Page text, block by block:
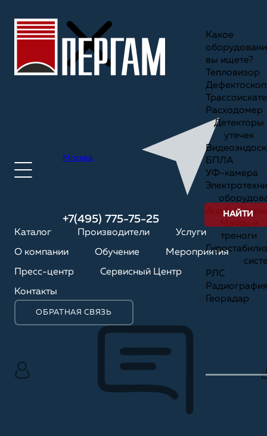
Москва
+7(495) 775-75-25
Каталог Производители Услуги
О компании Обучение Мероприятия
Пресс-центр Сервисный Центр
Контакты
ОБРАТНАЯ СВЯЗЬ
Какое
вы ищете?
Тепловизор
Дефектоскоп
Расходомер
Детекторы
утечек
БПЛА
УФ-камера
Анализаторы
треноги
РЛС
Георадар
НАЙТИ